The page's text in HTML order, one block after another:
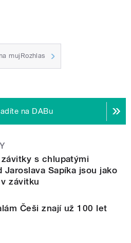
mujRozhlas
na DABu
s chlupatými
Jaroslava Sapíka jsou jako
závitku
Češi znají už 100 let